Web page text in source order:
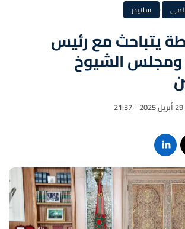
· سلايدر
يتباحث مع رئيس
الشيوخ